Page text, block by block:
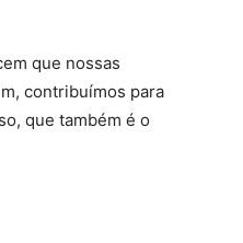
que nossas
contribuímos para
que também é o